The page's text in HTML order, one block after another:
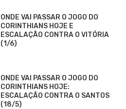
ONDE VAI PASSAR O JOGO DO
CORINTHIANS HOJE E
ESCALAÇÃO CONTRA O VITÓRIA
(1/6)
ONDE VAI PASSAR O JOGO DO
CORINTHIANS HOJE:
ESCALAÇÃO CONTRA O SANTOS
(18/5)